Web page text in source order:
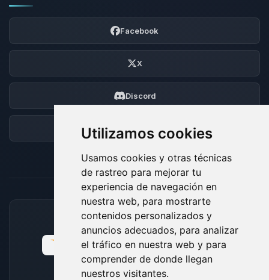
Utilizamos cookies
Usamos cookies y otras técnicas
de rastreo para mejorar tu
experiencia de navegación en
nuestra web, para mostrarte
contenidos personalizados y
anuncios adecuados, para analizar
el tráfico en nuestra web y para
comprender de donde llegan
nuestros visitantes.
Facebook
X
Discord
Foro
MÉTODOS DE PAGO ACEPTADOS